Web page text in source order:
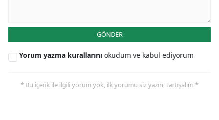
GÖNDER
Yorum yazma kurallarını okudum ve kabul ediyorum
* Bu içerik ile ilgili yorum yok, ilk yorumu siz yazın, tartışalım *